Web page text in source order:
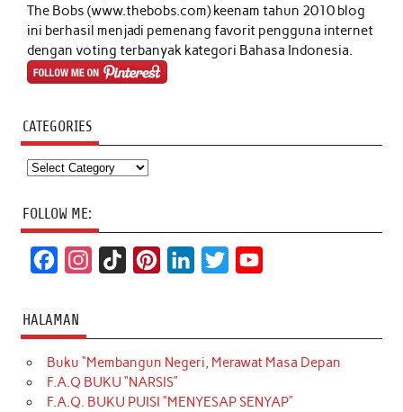
The Bobs (www.thebobs.com) keenam tahun 2010 blog
ini berhasil menjadi pemenang favorit pengguna internet
dengan voting terbanyak kategori Bahasa Indonesia.
CATEGORIES
Categories
FOLLOW ME:
c
e
b
o
t
a
g
T
o
k
t
e
r
k
e
d
t
t
e
T
u
b
HALAMAN
Buku “Membangun Negeri, Merawat Masa Depan
F.A.Q BUKU “NARSIS”
F.A.Q. BUKU PUISI “MENYESAP SENYAP”